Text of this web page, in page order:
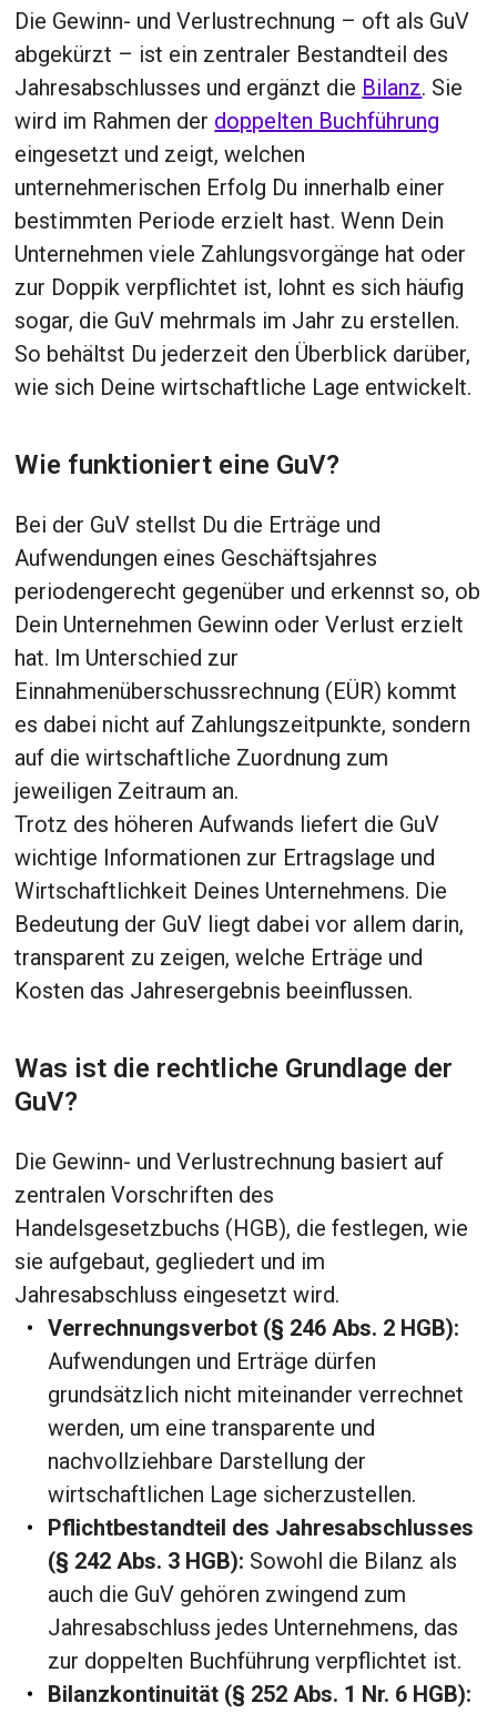
Die Gewinn- und Verlustrechnung – oft als GuV
abgekürzt – ist ein zentraler Bestandteil des
Jahresabschlusses und ergänzt die Bilanz. Sie
wird im Rahmen der doppelten Buchführung
eingesetzt und zeigt, welchen
unternehmerischen Erfolg Du innerhalb einer
bestimmten Periode erzielt hast. Wenn Dein
Unternehmen viele Zahlungsvorgänge hat oder
zur Doppik verpflichtet ist, lohnt es sich häufig
sogar, die GuV mehrmals im Jahr zu erstellen.
So behältst Du jederzeit den Überblick darüber,
wie sich Deine wirtschaftliche Lage entwickelt.
Wie funktioniert eine GuV?
Bei der GuV stellst Du die Erträge und
Aufwendungen eines Geschäftsjahres
periodengerecht gegenüber und erkennst so, ob
Dein Unternehmen Gewinn oder Verlust erzielt
hat. Im Unterschied zur
Einnahmenüberschussrechnung (EÜR) kommt
es dabei nicht auf Zahlungszeitpunkte, sondern
auf die wirtschaftliche Zuordnung zum
jeweiligen Zeitraum an.
Trotz des höheren Aufwands liefert die GuV
wichtige Informationen zur Ertragslage und
Wirtschaftlichkeit Deines Unternehmens. Die
Bedeutung der GuV liegt dabei vor allem darin,
transparent zu zeigen, welche Erträge und
Kosten das Jahresergebnis beeinflussen.
Was ist die rechtliche Grundlage der
GuV?
Die Gewinn- und Verlustrechnung basiert auf
zentralen Vorschriften des
Handelsgesetzbuchs (HGB), die festlegen, wie
sie aufgebaut, gegliedert und im
Jahresabschluss eingesetzt wird.
Verrechnungsverbot (§ 246 Abs. 2 HGB):
Aufwendungen und Erträge dürfen
grundsätzlich nicht miteinander verrechnet
werden, um eine transparente und
nachvollziehbare Darstellung der
wirtschaftlichen Lage sicherzustellen.
Pflichtbestandteil des Jahresabschlusses
(§ 242 Abs. 3 HGB): Sowohl die Bilanz als
auch die GuV gehören zwingend zum
Jahresabschluss jedes Unternehmens, das
zur doppelten Buchführung verpflichtet ist.
Bilanzkontinuität (§ 252 Abs. 1 Nr. 6 HGB):